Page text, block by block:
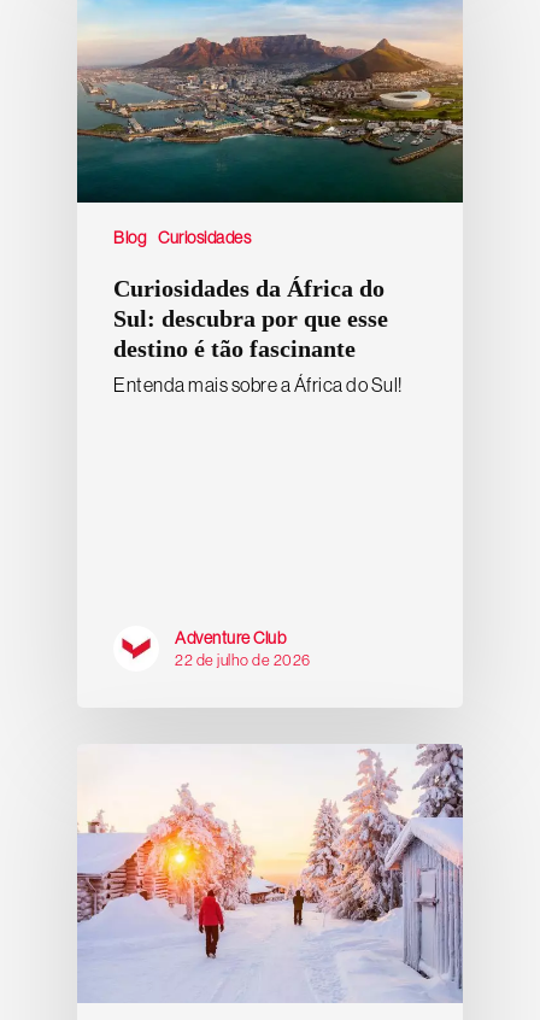
Blog Curiosidades
Curiosidades da África do
Sul: descubra por que esse
destino é tão fascinante
Entenda mais sobre a África do Sul!
Adventure Club
22 de julho de 2026